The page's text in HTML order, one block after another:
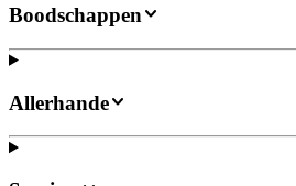
Boodschappen
Allerhande